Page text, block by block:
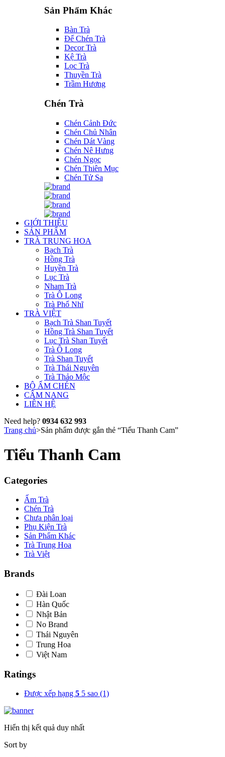
Sản Phẩm Khác
Bàn Trà
Đế Chén Trà
Decor Trà
Kệ Trà
Lọc Trà
Thuyền Trà
Trầm Hương
Chén Trà
Chén Cảnh Đức
Chén Chủ Nhân
Chén Dát Vàng
Chén Nê Hưng
Chén Ngọc
Chén Thiên Mục
Chén Tử Sa
GIỚI THIỆU
SẢN PHẨM
TRÀ TRUNG HOA
Bạch Trà
Hồng Trà
Huyền Trà
Lục Trà
Nham Trà
Trà Ô Long
Trà Phổ Nhĩ
TRÀ VIỆT
Bạch Trà Shan Tuyết
Hồng Trà Shan Tuyết
Lục Trà Shan Tuyết
Trà Ô Long
Trà Shan Tuyết
Trà Thái Nguyên
Trà Thảo Mộc
BỘ ẤM CHÉN
CẨM NANG
LIÊN HỆ
Need help? 0934 632 993
Trang chủ>Sản phẩm được gắn thẻ “Tiểu Thanh Cam”
Tiểu Thanh Cam
Categories
Ấm Trà
Chén Trà
Chưa phân loại
Phụ Kiện Trà
Sản Phẩm Khác
Trà Trung Hoa
Trà Việt
Brands
Đài Loan
Hàn Quốc
Nhật Bản
No Brand
Thái Nguyên
Trung Hoa
Việt Nam
Ratings
Được xếp hạng 5 5 sao (1)
Hiển thị kết quả duy nhất
Sort by